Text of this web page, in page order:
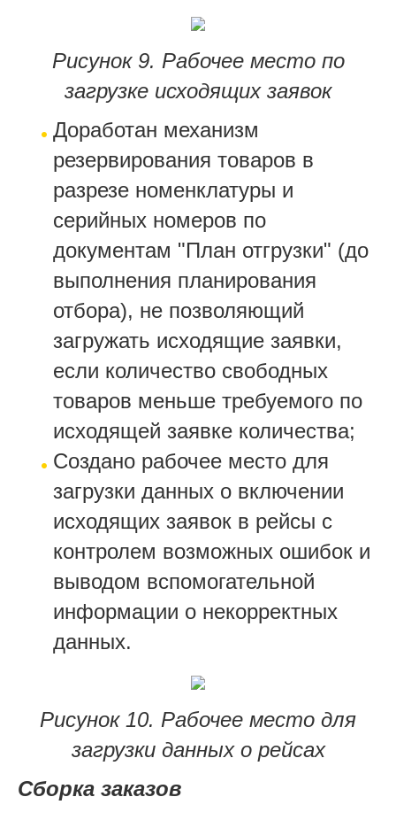
Рисунок 9. Рабочее место по
загрузке исходящих заявок
Доработан механизм
резервирования товаров в
разрезе номенклатуры и
серийных номеров по
документам "План отгрузки" (до
выполнения планирования
отбора), не позволяющий
загружать исходящие заявки,
если количество свободных
товаров меньше требуемого по
исходящей заявке количества;
Создано рабочее место для
загрузки данных о включении
исходящих заявок в рейсы с
контролем возможных ошибок и
выводом вспомогательной
информации о некорректных
данных.
Рисунок 10. Рабочее место для
загрузки данных о рейсах
Сборка заказов